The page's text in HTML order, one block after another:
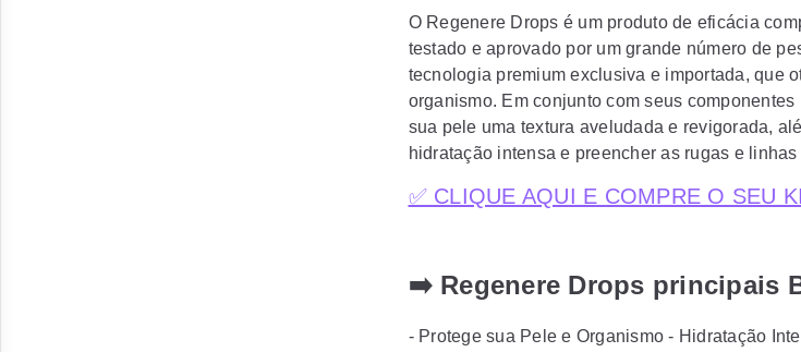
O Regenere Drops é um produto de eficácia
testado e aprovado por um grande número de
tecnologia premium exclusiva e importada, que
organismo. Em conjunto com seus
sua pele uma textura aveludada e revigorada,
hidratação intensa e preencher as rugas e
✅ CLIQUE AQUI E COMPRE O SEU
➡️ Regenere Drops principais
- Protege sua Pele e Organismo - Hidratação